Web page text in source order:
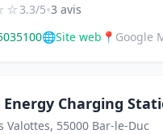
☆3.3/5•3 avis
🌐Site web 📍 Google
Charging
Valottes, 55000 Bar-le-Duc